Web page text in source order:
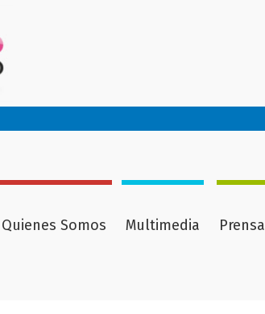
Quienes Somos Multimedia Prensa